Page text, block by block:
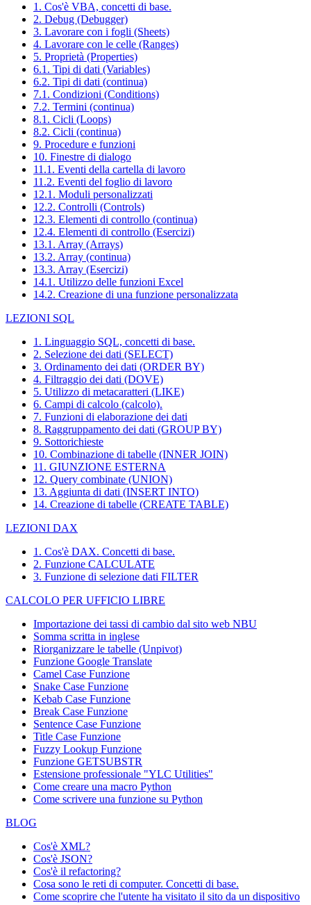
1. Cos'è VBA, concetti di base.
2. Debug (Debugger)
3. Lavorare con i fogli (Sheets)
4. Lavorare con le celle (Ranges)
5. Proprietà (Properties)
6.1. Tipi di dati (Variables)
6.2. Tipi di dati (continua)
7.1. Condizioni (Conditions)
7.2. Termini (continua)
8.1. Cicli (Loops)
8.2. Cicli (continua)
9. Procedure e funzioni
10. Finestre di dialogo
11.1. Eventi della cartella di lavoro
11.2. Eventi del foglio di lavoro
12.1. Moduli personalizzati
12.2. Controlli (Controls)
12.3. Elementi di controllo (continua)
12.4. Elementi di controllo (Esercizi)
13.1. Array (Arrays)
13.2. Array (continua)
13.3. Array (Esercizi)
14.1. Utilizzo delle funzioni Excel
14.2. Creazione di una funzione personalizzata
LEZIONI SQL
1. Linguaggio SQL, concetti di base.
2. Selezione dei dati (SELECT)
3. Ordinamento dei dati (ORDER BY)
4. Filtraggio dei dati (DOVE)
5. Utilizzo di metacaratteri (LIKE)
6. Campi di calcolo (calcolo).
7. Funzioni di elaborazione dei dati
8. Raggruppamento dei dati (GROUP BY)
9. Sottorichieste
10. Combinazione di tabelle (INNER JOIN)
11. GIUNZIONE ESTERNA
12. Query combinate (UNION)
13. Aggiunta di dati (INSERT INTO)
14. Creazione di tabelle (CREATE TABLE)
LEZIONI DAX
1. Cos'è DAX. Concetti di base.
2. Funzione CALCULATE
3. Funzione di selezione dati FILTER
CALCOLO PER UFFICIO LIBRE
Importazione dei tassi di cambio dal sito web NBU
Somma scritta in inglese
Riorganizzare le tabelle (Unpivot)
Funzione Google Translate
Camel Case Funzione
Snake Case Funzione
Kebab Case Funzione
Break Case Funzione
Sentence Case Funzione
Title Case Funzione
Fuzzy Lookup Funzione
Funzione GETSUBSTR
Estensione professionale "YLC Utilities"
Come creare una macro Python
Come scrivere una funzione su Python
BLOG
Cos'è XML?
Cos'è JSON?
Cos'è il refactoring?
Cosa sono le reti di computer. Concetti di base.
Come scoprire che l'utente ha visitato il sito da un dispositivo